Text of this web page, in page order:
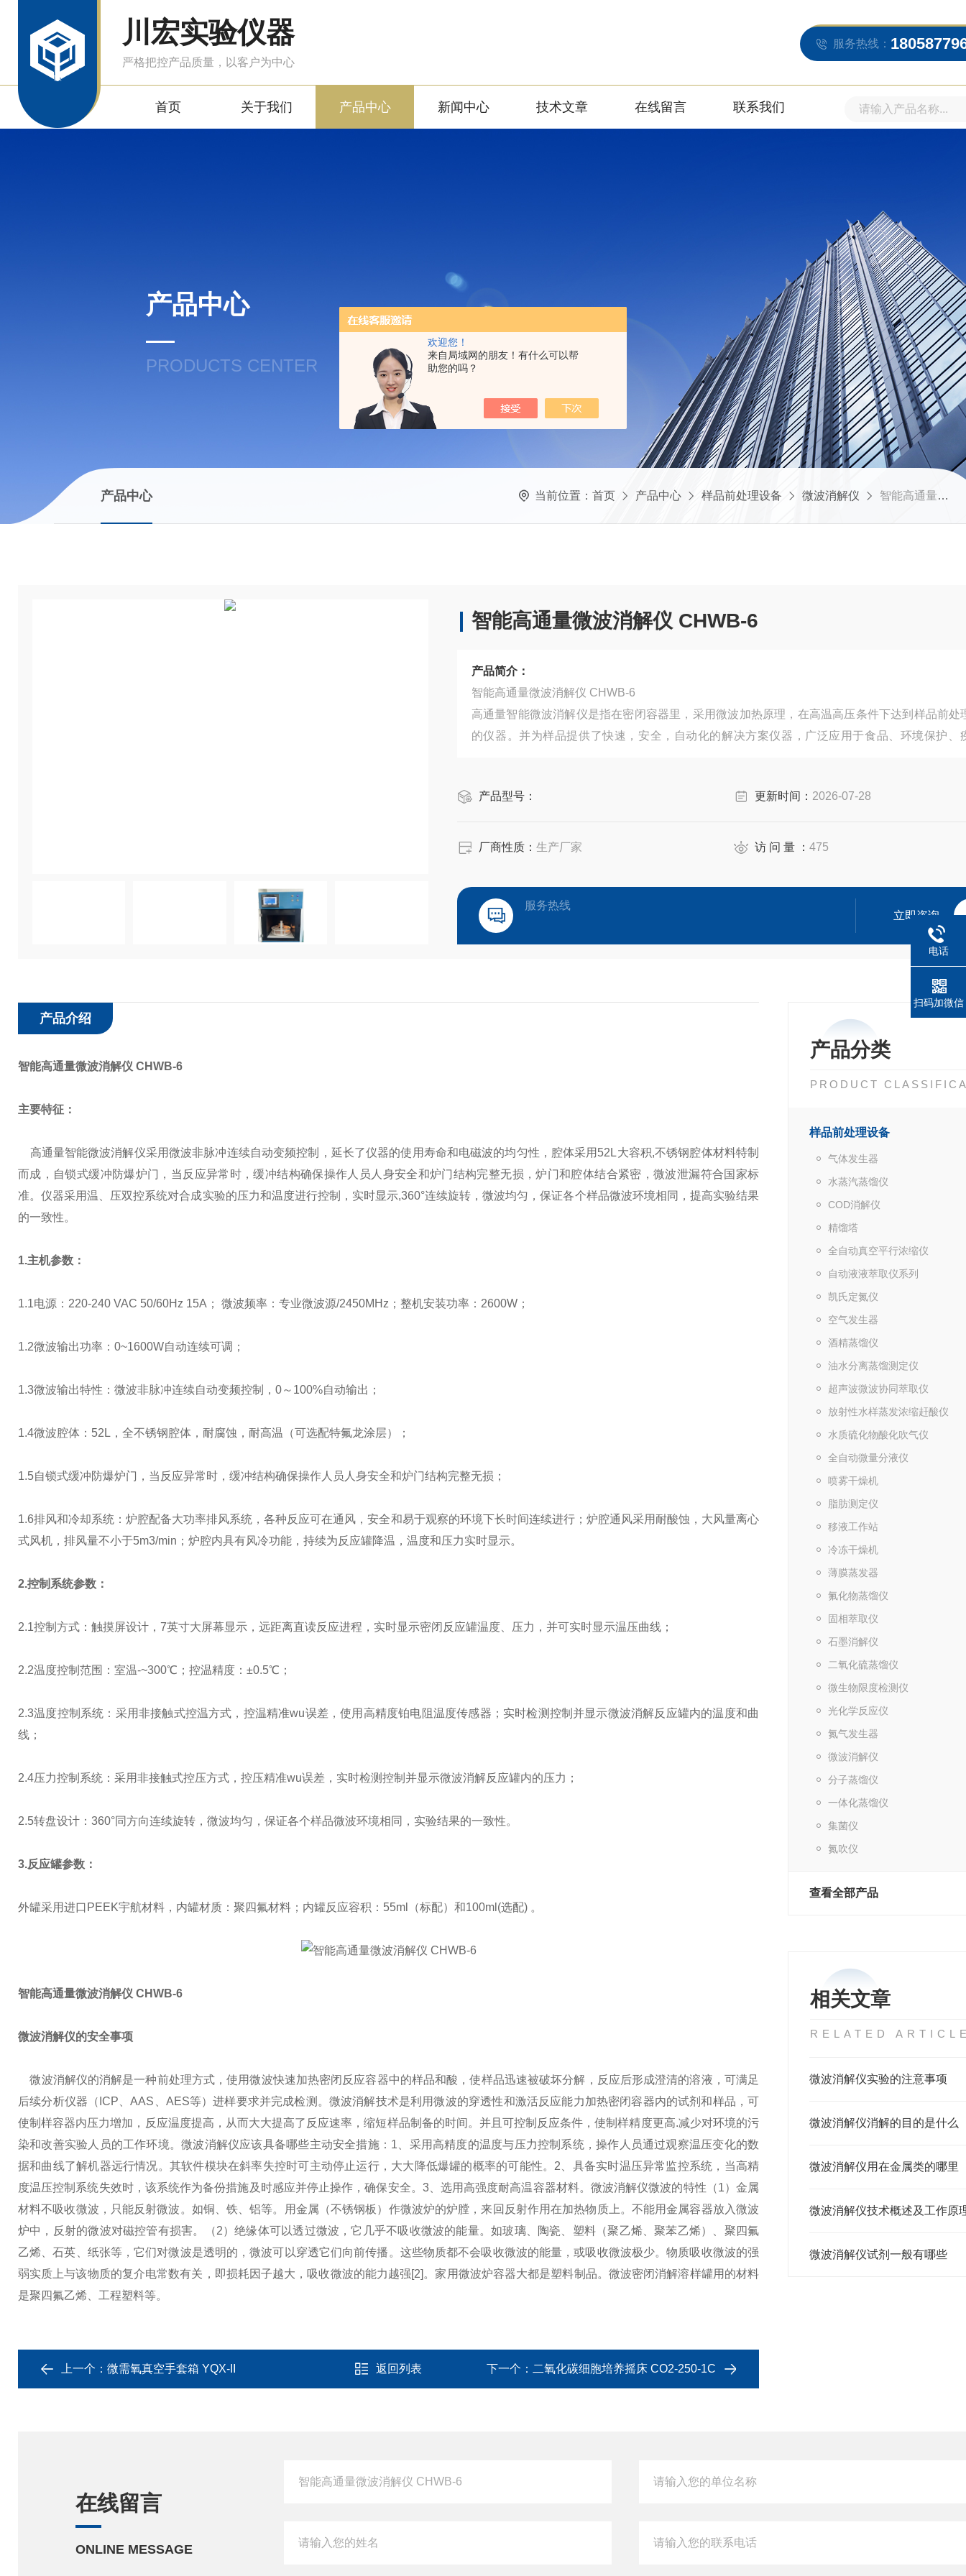
欢迎您！
来自局域网的朋友！有什么可以帮
助您的吗？
川宏实验仪器
严格把控产品质量，以客户为中心
服务热线：
首页 关于我们 产品中心 新闻中心 技术文章 在线留言 联系我们
产品中心
PRODUCTS CENTER
产品中心 当前位置： 首页 产品中心 样品前处理设备 微波消解仪 智能高通量微波消解仪 CHWB-6
智能高通量微波消解仪 CHWB-6
产品简介：
智能高通量微波消解仪 CHWB-6
高通量智能微波消解仪是指在密闭容器里，采用微波加热原理，在高温高压条件下达到样品前处
的仪器。并为样品提供了快速，安全，自动化的解决方案仪器，广泛应用于食品、环境保护、
产品型号： 更新时间： 2026-07-28
厂商性质： 生产厂家 访 问 量 ：475
服务热线
立即咨询
产品分类
PRODUCT
样品前处理设备
气体发生器
水蒸汽蒸馏仪
COD消解仪
精馏塔
全自动真空平行浓缩仪
自动液液萃取仪系列
凯氏定氮仪
空气发生器
酒精蒸馏仪
油水分离蒸馏测定仪
超声波微波协同萃取仪
放射性水样蒸发浓缩赶酸仪
水质硫化物酸化吹气仪
全自动微量分液仪
喷雾干燥机
脂肪测定仪
移液工作站
冷冻干燥机
薄膜蒸发器
氟化物蒸馏仪
固相萃取仪
石墨消解仪
二氧化硫蒸馏仪
微生物限度检测仪
光化学反应仪
氮气发生器
微波消解仪
分子蒸馏仪
一体化蒸馏仪
集菌仪
氮吹仪
查看全部产品
相关文章
RELATED
微波消解仪实验的注意事项
微波消解仪消解的目的是什么
微波消解仪用在金属类的哪里
微波消解仪技术概述及工作原
微波消解仪试剂一般有哪些
产品介绍
智能高通量微波消解仪 CHWB-6
主要特征：
高通量智能微波消解仪采用微波非脉冲连续自动变频控制，延长了仪器的使用寿命和电磁波的均匀性，腔体采用 52L大容积,不锈钢腔体材料特制
而成，自锁式缓冲防爆炉门，当反应异常时，缓冲结构确保操作人员人身安全和炉门结构完整无损，炉门和腔体结合紧密，微波泄漏符合国家标
准。仪器采用温、压双控系统对合成实验的压力和温度进行控制，实时显示,360°连续旋转，微波均匀，保证各个样品微波环境相同，提高实验结果
的一致性。
1.主机参数：
1.1电源：220-240 VAC 50/60Hz 15A； 微波频率：专业微波源/2450MHz；整机安装功率：2600W；
1.2微波输出功率：0~1600W自动连续可调；
1.3微波输出特性：微波非脉冲连续自动变频控制，0～100%自动输出；
1.4微波腔体：52L，全不锈钢腔体，耐腐蚀，耐高温（可选配特氟龙涂层）；
1.5自锁式缓冲防爆炉门，当反应异常时，缓冲结构确保操作人员人身安全和炉门结构完整无损；
1.6排风和冷却系统：炉腔配备大功率排风系统，各种反应可在通风，安全和易于观察的环境下长时间连续进行；炉腔通风采用耐酸蚀，大风量离心
式风机，排风量不小于5m3/min；炉腔内具有风冷功能，持续为反应罐降温，温度和压力实时显示。
2.控制系统参数：
2.1控制方式：触摸屏设计，7英寸大屏幕显示，远距离直读反应进程，实时显示密闭反应罐温度、压力，并可实时显示温压曲线；
2.2温度控制范围：室温-~300℃；控温精度：±0.5℃；
2.3温度控制系统：采用非接触式控温方式，控温精准wu误差，使用高精度铂电阻温度传感器；实时检测控制并显示微波消解反应罐内的温度和曲
线；
2.4压力控制系统：采用非接触式控压方式，控压精准wu误差，实时检测控制并显示微波消解反应罐内的压力；
2.5转盘设计：360°同方向连续旋转，微波均匀，保证各个样品微波环境相同，实验结果的一致性。
3.反应罐参数：
外罐采用进口PEEK宇航材料，内罐材质：聚四氟材料；内罐反应容积：55ml（标配）和100ml(选配) 。
智能高通量微波消解仪 CHWB-6
微波消解仪的安全事项
微波消解仪的消解是一种前处理方式，使用微波快速加热密闭反应容器中的样品和酸，使样品迅速被破坏分解，反应后形成澄清的溶液，可满足
后续分析仪器（ICP、AAS、AES等）进样要求并完成检测。微波消解技术是利用微波的穿透性和激活反应能力加热密闭容器内的试剂和样品，可
使制样容器内压力增加，反应温度提高，从而大大提高了反应速率，缩短样品制备的时间。并且可控制反应条件，使制样精度更高.减少对环境的污
染和改善实验人员的工作环境。微波消解仪应该具备哪些主动安全措施： 1、采用高精度的温度与压力控制系统，操作人员通过观察温压变化的数
据和曲线了解机器远行情况。其软件模块在斜率失控时可主动停止运行，大大降低爆罐的概率的可能性。 2、具备实时温压异常监控系统，当高精
度温压控制系统失效时，该系统作为备份措施及时感应并停止操作，确保安全。 3、选用高强度耐高温容器材料。 微波消解仪微波的特性 （1）金属
材料不吸收微波，只能反射微波。如铜、铁、铝等。用金属（不锈钢板）作微波炉的炉膛，来回反射作用在加热物质上。不能用金属容器放入微波
炉中，反射的微波对磁控管有损害。
（2）绝缘体可以透过微波，它几乎不吸收微波的能量。如玻璃、陶瓷、塑料（聚乙烯、聚苯乙烯）、聚四氟
乙烯、石英、纸张等，它们对微波是透明的，微波可以穿透它们向前传播。这些物质都不会吸收微波的能量，或吸收微波极少。物质吸收微波的强
弱实质上与该物质的复介电常数有关，即损耗因子越大，吸收微波的能力越强[2]。家用微波炉容器大都是塑料制品。微波密闭消解溶样罐用的材料
是聚四氟乙烯、工程塑料等。
上一个： 微需氧真空手套箱 YQX-II 返回列表 下一个： 二氧化碳细胞培养摇床 CO2-250-1C
在线留言
ONLINE MESSAGE
电话
扫码加微信